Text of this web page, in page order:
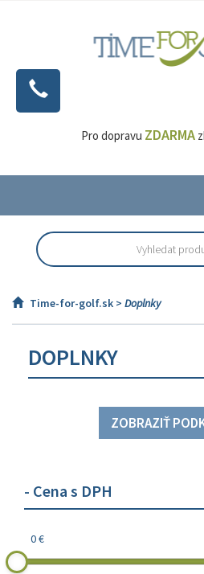
Pro dopravu ZDARMA
Time-for-golf.sk > Doplnky
DOPLNKY
ZOBRAZIŤ
- Cena s DPH
0 €